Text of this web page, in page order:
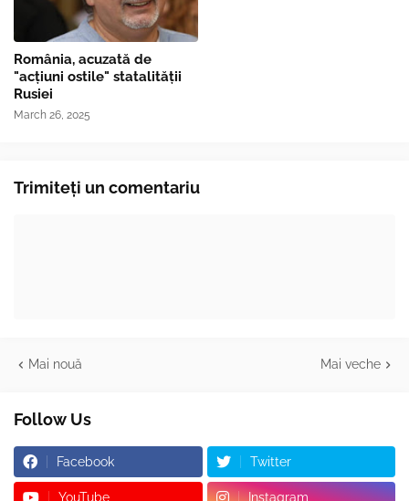
România, acuzată de
"acțiuni ostile" statalității
Rusiei
March 26, 2025
Trimiteți un comentariu
Mai nouă Mai veche
Follow Us
Facebook Twitter
YouTube Instagram